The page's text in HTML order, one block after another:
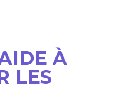
À
LES